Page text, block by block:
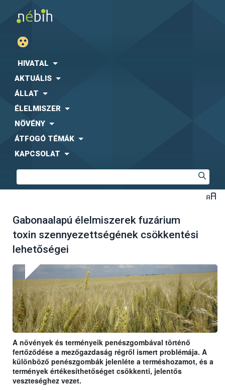
HIVATAL
AKTUÁLIS
ÁLLAT
ÉLELMISZER
NÖVÉNY
ÁTFOGÓ TÉMÁK
KAPCSOLAT
Gabonaalapú élelmiszerek fuzárium
toxin szennyezettségének csökkentési
lehetőségei
A növények és terményeik penészgombával történő
fertőződése a mezőgazdaság régről ismert problémája. A
különböző penészgombák jelenléte a terméshozamot, és a
termények értékesíthetőséget csökkenti, jelentős
veszteséghez vezet.